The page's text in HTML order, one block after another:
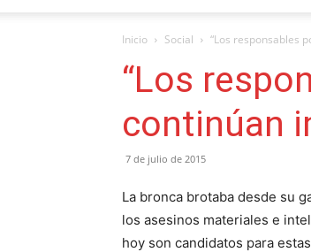
Inicio Social “Los responsables
“Los
continúan
7 de julio de 2015
La bronca brotaba desde su
los asesinos materiales e
hoy son candidatos para